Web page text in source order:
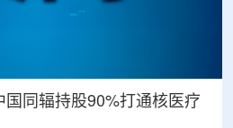
国同辐持股90%打通核医疗